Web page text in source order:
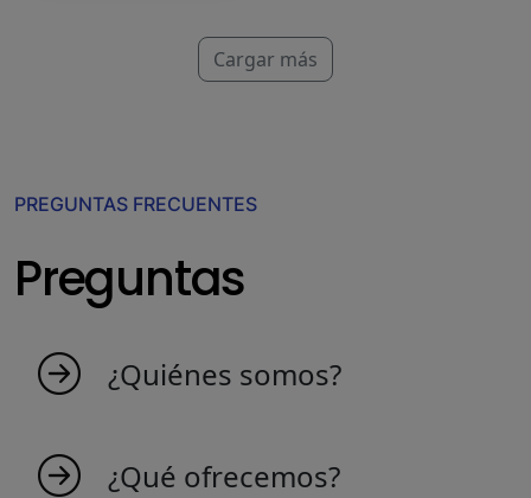
Cargar más
PREGUNTAS FRECUENTES
Preguntas
¿Quiénes somos?
equipo joven que crea indicadores para hacer
¿Qué ofrecemos?